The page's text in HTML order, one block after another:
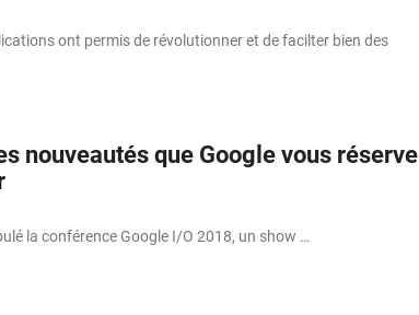
ont permis de révolutionner et de facilter bien des
nouveautés que Google vous réserve
la conférence Google I/O 2018, un show …